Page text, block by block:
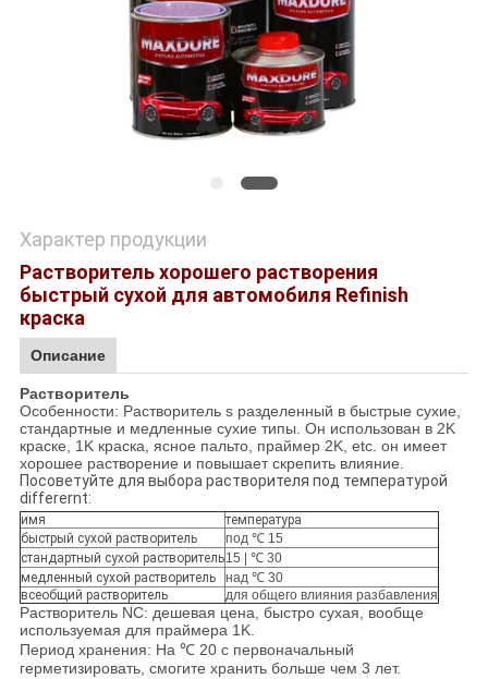
Характер продукции
Растворитель хорошего растворения
быстрый сухой для автомобиля Refinish
краска
Описание
Растворитель
Особенности: Растворитель s разделенный в быстрые сухие,
стандартные и медленные сухие типы. Он использован в 2K
краске, 1K краска, ясное пальто, праймер 2K, etc. он имеет
хорошее растворение и повышает скрепить влияние.
Посоветуйте для выбора растворителя под температурой
differernt:
имя
температура
быстрый сухой растворитель
под ℃ 15
стандартный сухой растворитель15 | ℃ 30
медленный сухой растворитель
над ℃ 30
всеобщий растворитель
для общего влияния разбавления
Растворитель NC: дешевая цена, быстро сухая, вообще
используемая для праймера 1K.
Период хранения: На ℃ 20 с первоначальный
герметизировать, смогите хранить больше чем 3 лет.